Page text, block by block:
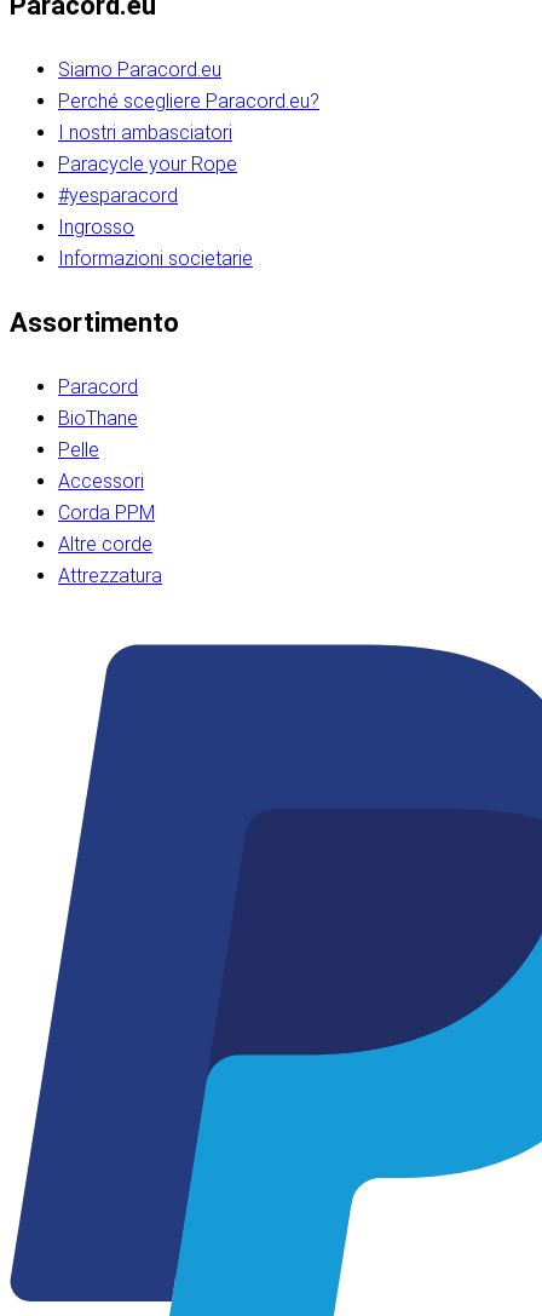
Siamo Paracord.eu
Perché scegliere Paracord.eu?
I nostri ambasciatori
Paracycle your Rope
#yesparacord
Ingrosso
Informazioni societarie​​​​‌ ‍ ​‍​‍‌‍ ‌ ​‍‌‍‍‌‌‍‌ ‌‍‍‌‌‍ ‍​‍​‍​ ‍‍​‍​‍‌ ​ ‌‍​‌‌‍ ‍‌‍‍‌‌ ‌​‌ ‍‌​‍ ‍‌‍‍‌‌‍ ​‍​‍​‍ ​​‍​‍‌‍‍​‌ ​‍‌‍‌‌‌‍‌‍​‍​‍​ ‍‍​‍​‍‌‍‍​‌ ‌​‌ ‌​‌ ​​‌ ​ ​ ‍‍​‍ ​‍ ‌ ​​‌‍​‌‌ ​‍‌‍​‌‌‍​ ‌‍ ‌ ​‍‌‍‌​​‍ ‍‌ ​ ‌‍​‌‌‍ ‍‌‍‍‌‌ ‌​‌ ‍‌​‍ ‍‌ ​ ‌ ‌​‌ ‌‌‌‍‌​‌‍‍‌‌‍ ​‍ ‌‍‍‌‌‍ ‍‌ ‌​‌‍‌‌‌‍ ‍‌ ‌​​‍ ‌‍‌‌‌‍‌​‌‍‍‌‌ ‌​​‍ ‌‍ ‌‌‍ ‌‍‌​‌‍‌‌​ ‌‌ ​​‌ ​‍‌‍‌‌‌ ​ ‌‍‌‌‌‍ ‍‌ ‌​‌‍​‌‌ ‌​‌‍‍‌‌‍ ‌‍ ‍​ ‍ ‌‍‍‌‌‍‌​​ ‌‌‍‌‍‌‍ ‌‍ ‌ ‌​‌‍‌‌‌ ​‍​‍ ‌‌‍​‍‌ ​‍‌‍​‌‌‍ ‍‌‍‌​​‍ ‌‌‍‍‌‌‍ ‌‌ ​​‌ ​‍‌‍‍‌‌‍ ‍‌ ‌​​ ‍ ‌ ‌​‌ ‍‌‌ ​​‌‍‌‌​ ‌‌ ‌​‌ ​‍‌‍​‌‌‍ ‍‌ ​ ‌‍ ​‌‍​‌‌ ‌​‌‍‌‌‌‍‌​​‍ ‌‌‍ ‌‌‍‌‌‌ ​ ‌ ​ ‌‍​‌‌‍‌ ‌‍‌‌​ ‍ ‌ ​​‌‍​‌‌ ‌​‌‍‍​​ ‌‌ ‌‍‌‍​‌‌‍ ​‌ ‌‌‌‍‌‌​‍ ‍‌‍‍‌‌ ‌​‌‌ ‌​‍‌‌‌‌​​ ‌‍​‍‌‍​‌‌ ​ ‌‍‌‌‌‌‌‌‌ ​‍‌‍ ​​ ‌‌‍‍​‌ ‌​‌ ‌​‌ ​​‌ ​ ​‍‌‌​ ​ ‌​​‌​‍‌‌​ ​‍‌​‌‍​‍‌‌​ ​‍‌​‌‍‌ ​​‌‍​‌‌ ​‍‌‍​‌‌‍​ ‌‍ ‌ ​‍‌‍‌​​‍ ‍‌ ​ ‌‍​‌‌‍ ‍‌‍‍‌‌ ‌​‌ ‍‌​‍ ‍‌ ​ ‌ ‌​‌ ‌‌‌‍‌​‌‍‍‌‌‍ ​‍‌‍‌‍‍‌‌‍‌​​ ‌‌‍‌‍‌‍ ‌‍ ‌ ‌​‌‍‌‌‌ ​‍​‍ ‌‌‍​‍‌ ​‍‌‍​‌‌‍ ‍‌‍‌​​‍ ‌‌‍‍‌‌‍ ‌‌ ​​‌ ​‍‌‍‍‌‌‍ ‍‌ ‌​​‍‌‍‌ ‌​‌ ‍‌‌ ​​‌‍‌‌​ ‌‌ ‌​‌ ​‍‌‍​‌‌‍ ‍‌ ​ ‌‍ ​‌‍​‌‌ ‌​‌‍‌‌‌‍‌​​‍ ‌‌‍ ‌‌‍‌‌‌ ​ ‌ ​ ‌‍​‌‌‍‌ ‌‍‌‌​‍‌‍‌ ​​‌‍​‌‌ ‌​‌‍‍​​ ‌‌ ‌‍‌‍​‌‌‍ ​‌ ‌‌‌‍‌‌​‍ ‍‌‍‍‌‌ ‌​‌‌ ‌​‍‌‌‌‌​​‍‌‍‌ ​​‌‍‌‌‌ ​‍‌ ​ ‌ ​​‌‍‌‌‌‍​ ‌ ‌​‌‍‍‌‌ ‌‍‌‍‌‌​ ‌‌ ​​‌ ‌‌‌‍​‍‌‍ ​‌‍‍‌‌ ​ ‌‍‍​‌‍‌‌‌‍‌​​‍​‍‌ ‌​​​​‌ ‍ ​‍​‍‌‍ ‌ ​‍‌‍‍‌‌‍‌ ‌‍‍‌‌‍ ‍​‍​‍​ ‍‍​‍​‍‌ ​ ‌‍​‌‌‍ ‍‌‍‍‌‌ ‌​‌ ‍‌​‍ ‍‌‍‍‌‌‍ ​‍​‍​‍ ​​‍​‍‌‍‍​‌ ​‍‌‍‌‌‌‍‌‍​‍​‍​ ‍‍​‍​‍‌‍‍​‌ ‌​‌ ‌​‌ ​​‌ ​ ​ ‍‍​‍ ​‍ ‌ ​​‌‍​‌‌ ​‍‌‍​‌‌‍​ ‌‍ ‌ ​‍‌‍‌​​‍ ‍‌ ​ ‌‍​‌‌‍ ‍‌‍‍‌‌ ‌​‌ ‍‌​‍ ‍‌ ​ ‌ ‌​‌ ‌‌‌‍‌​‌‍‍‌‌‍ ​‍ ‌‍‍‌‌‍ ‍‌ ‌​‌‍‌‌‌‍ ‍‌ ‌​​‍ ‌‍‌‌‌‍‌​‌‍‍‌‌ ‌​​‍ ‌‍ ‌‌‍ ‌‍‌​‌‍‌‌​ ‌‌ ​​‌ ​‍‌‍‌‌‌ ​ ‌‍‌‌‌‍ ‍‌ ‌​‌‍​‌‌ ‌​‌‍‍‌‌‍ ‌‍ ‍​ ‍ ‌‍‍‌‌‍‌​​ ‌‌‍‌‍‌‍ ‌‍ ‌ ‌​‌‍‌‌‌ ​‍​‍ ‌‌‍​‍‌ ​‍‌‍​‌‌‍ ‍‌‍‌​​‍ ‌‌‍‍‌‌‍ ‌‌ ​​‌ ​‍‌‍‍‌‌‍ ‍‌ ‌​​ ‍ ‌ ‌​‌ ‍‌‌ ​​‌‍‌‌​ ‌‌ ‌​‌ ​‍‌‍​‌‌‍ ‍‌ ​ ‌‍ ​‌‍​‌‌ ‌​‌‍‌‌‌‍‌​​‍ ‌‌‍ ‌‌‍‌‌‌ ​ ‌ ​ ‌‍​‌‌‍‌ ‌‍‌‌​ ‍ ‌ ​​‌‍​‌‌ ‌​‌‍‍​​ ‌‌ ‌‍‌‍​‌‌‍ ​‌ ‌‌‌‍‌‌​‍ ‍‌‍‍‌‌ ‌​‌‌ ‌​‍‌‌‌‌​​ ‌‍​‍‌‍​‌‌ ​ ‌‍‌‌‌‌‌‌‌ ​‍‌‍ ​​ ‌‌‍‍​‌ ‌​‌ ‌​‌ ​​‌ ​ ​‍‌‌​ ​ ‌​​‌​‍‌‌​ ​‍‌​‌‍​‍‌‌​ ​‍‌​‌‍‌ ​​‌‍​‌‌ ​‍‌‍​‌‌‍​ ‌‍ ‌ ​‍‌‍‌​​‍ ‍‌ ​ ‌‍​‌‌‍ ‍‌‍‍‌‌ ‌​‌ ‍‌​‍ ‍‌ ​ ‌ ‌​‌ ‌‌‌‍‌​‌‍‍‌‌‍ ​‍‌‍‌‍‍‌‌‍‌​​ ‌‌‍‌‍‌‍ ‌‍ ‌ ‌​‌‍‌‌‌ ​‍​‍ ‌‌‍​‍‌ ​‍‌‍​‌‌‍ ‍‌‍‌​​‍ ‌‌‍‍‌‌‍ ‌‌ ​​‌ ​‍‌‍‍‌‌‍ ‍‌ ‌​​‍‌‍‌ ‌​‌ ‍‌‌ ​​‌‍‌‌​ ‌‌ ‌​‌ ​‍‌‍​‌‌‍ ‍‌ ​ ‌‍ ​‌‍​‌‌ ‌​‌‍‌‌‌‍‌​​‍ ‌‌‍ ‌‌‍‌‌‌ ​ ‌ ​ ‌‍​‌‌‍‌ ‌‍‌‌​‍‌‍‌ ​​‌‍​‌‌ ‌​‌‍‍​​ ‌‌ ‌‍‌‍​‌‌‍ ​‌ ‌‌‌‍‌‌​‍ ‍‌‍‍‌‌ ‌​‌‌ ‌​‍‌‌‌‌​​‍‌‍‌ ​​‌‍‌‌‌ ​‍‌ ​ ‌ ​​‌‍‌‌‌‍​ ‌ ‌​‌‍‍‌‌ ‌‍‌‍‌‌​ ‌‌ ​​‌ ‌‌‌‍​‍‌‍ ​‌‍‍‌‌ ​ ‌‍‍​‌‍‌‌‌‍‌​​‍​‍‌ ‌
Assortimento
Paracord
BioThane
Pelle
Accessori
Corda PPM
Altre corde
Attrezzatura